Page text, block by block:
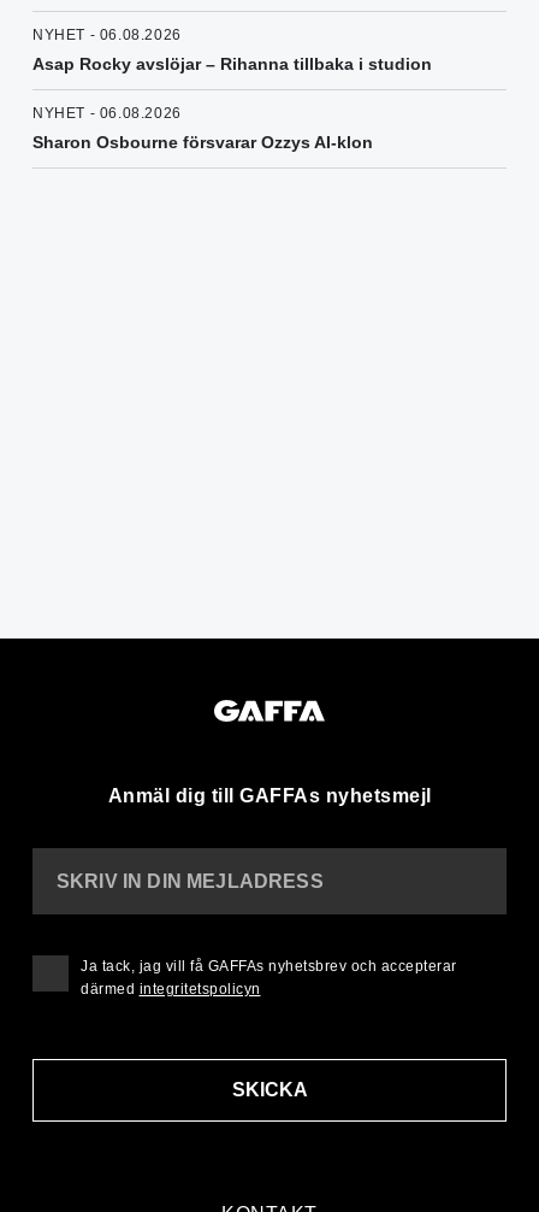
NYHET - 06.08.2026
Asap Rocky avslöjar – Rihanna tillbaka i studion
NYHET - 06.08.2026
Sharon Osbourne försvarar Ozzys AI-klon
Anmäl dig till GAFFAs nyhetsmejl
SKRIV IN DIN MEJLADRESS
SKICKA
Ja tack, jag vill få GAFFAs nyhetsbrev och accepterar
därmed integritetspolicyn